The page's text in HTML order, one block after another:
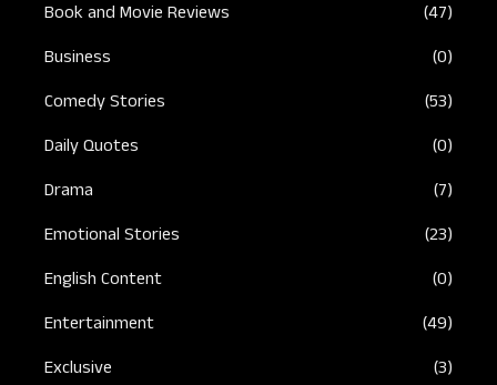
Book and Movie Reviews
(47)
Business
(0)
Comedy Stories
(53)
Daily Quotes
(0)
Drama
(7)
Emotional Stories
(23)
English Content
(0)
Entertainment
(49)
Exclusive
(3)